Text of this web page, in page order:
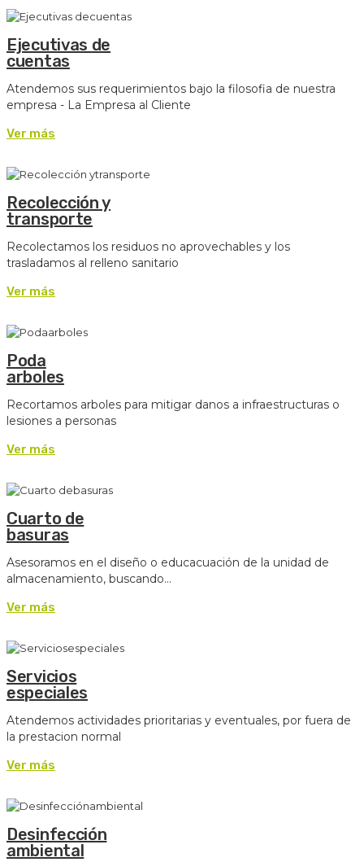
Ejecutivas de
cuentas
Atendemos sus requerimientos bajo la filosofia de nuestra
empresa - La Empresa al Cliente
Ver más
Recolección y
transporte
Recolectamos los residuos no aprovechables y los
trasladamos al relleno sanitario
Ver más
Poda
arboles
Recortamos arboles para mitigar danos a infraestructuras o
lesiones a personas
Ver más
Cuarto de
basuras
Asesoramos en el diseño o educacuación de la unidad de
almacenamiento, buscando...
Ver más
Servicios
especiales
Atendemos actividades prioritarias y eventuales, por fuera de
la prestacion normal
Ver más
Desinfección
ambiental